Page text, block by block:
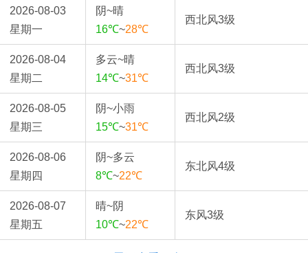
2026-08-03
星期一
阴~晴
16℃~28℃
西北风3级
2026-08-04
星期二
多云~晴
14℃~31℃
西北风3级
2026-08-05
星期三
阴~小雨
15℃~31℃
西北风2级
2026-08-06
星期四
阴~多云
8℃~22℃
东北风4级
2026-08-07
星期五
晴~阴
10℃~22℃
东风3级